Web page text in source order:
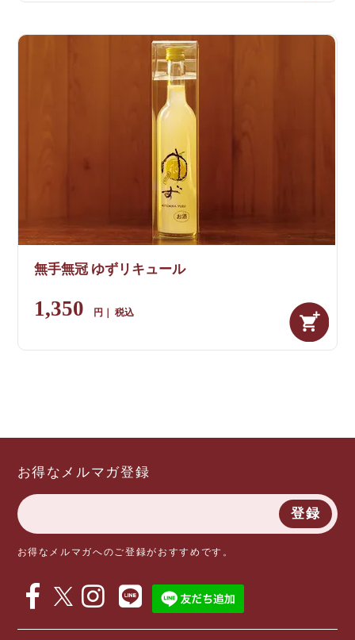
無手無冠 ゆずリキュール
1,350 税込
お得なメルマガ登録
登録
お得なメルマガへのご登録がおすすめです。